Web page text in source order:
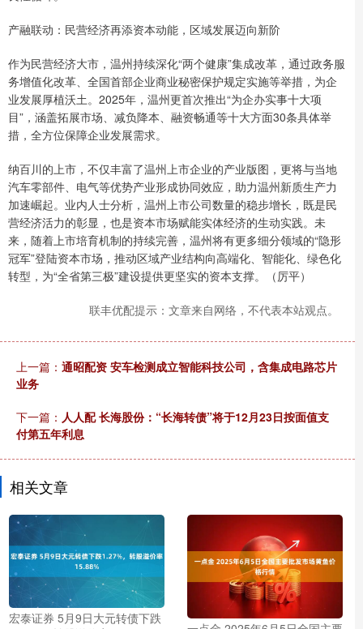
产融联动：民营经济再添资本动能，区域发展迈向新阶
作为民营经济大市，温州持续深化“两个健康”集成改革，通过政务服
务增值化改革、全国首部企业商业秘密保护规定实施等举措，为企
业发展厚植沃土。2025年，温州更首次推出“为企办实事十大项
目”，涵盖拓展市场、减负降本、融资畅通等十大方面30条具体举
措，全方位保障企业发展需求。
纳百川的上市，不仅丰富了温州上市企业的产业版图，更将与当地
汽车零部件、电气等优势产业形成协同效应，助力温州新质生产力
加速崛起。业内人士分析，温州上市公司数量的稳步增长，既是民
营经济活力的彰显，也是资本市场赋能实体经济的生动实践。未
来，随着上市培育机制的持续完善，温州将有更多细分领域的“隐形
冠军”登陆资本市场，推动区域产业结构向高端化、智能化、绿色化
转型，为“全省第三极”建设提供更坚实的资本支撑。（厉平）
联丰优配提示：文章来自网络，不代表本站观点。
上一篇： 通昭配资 安车检测成立智能科技公司，含集成电路芯片
业务
下一篇： 人人配 长海股份：“长海转债”将于12月23日按面值支
付第五年利息
相关文章
宏泰证券 5月9日大元转债下跌